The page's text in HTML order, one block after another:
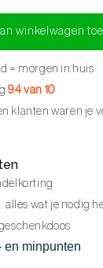
winkelwagen
= morgen in huis
9.4 van 10
klanten waren je
alles wat je nodig
en minpunten